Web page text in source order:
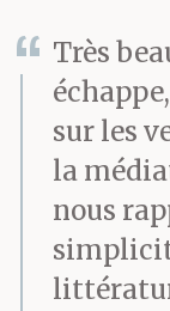
Très
sur les
la
nous